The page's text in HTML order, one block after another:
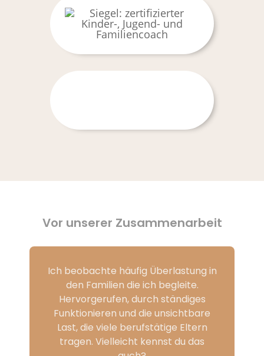
Vor unserer Zusammenarbeit
Ich beobachte häufig Überlastung in
den Familien die ich begleite.
Hervorgerufen, durch ständiges
Funktionieren und die unsichtbare
Last, die viele berufstätige Eltern
tragen. Vielleicht kennst du das